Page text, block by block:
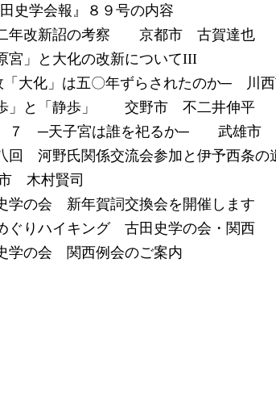
史学会報』８９号の内容
年改新詔の考察 京都市 古賀達也
宮」と大化の改新についてIII
「大化」は五〇年ずらされたのか─
」と「静歩」 交野市 不二井伸平
７ ─天子宮は誰を祀るか─ 武雄市
回 河野氏関係交流会参加と伊予西条の
木村賢司
学の会 新年賀詞交換会を開催します
ぐりハイキング 古田史学の会・関西
学の会 関西例会のご案内